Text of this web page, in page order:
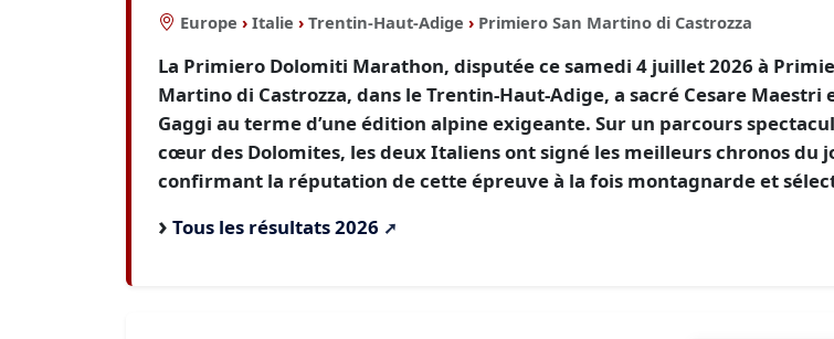
Europe › Italie › Trentin-Haut-Adige › Primiero San Martino di Castrozza
La Primiero Dolomiti Marathon, disputée ce samedi 4 juillet 2026 à
Martino di Castrozza, dans le Trentin-Haut-Adige, a sacré Cesare Maestri
Gaggi au terme d’une édition alpine exigeante. Sur un parcours
cœur des Dolomites, les deux Italiens ont signé les meilleurs chronos du
confirmant la réputation de cette épreuve à la fois montagnarde et
Tous les résultats 2026